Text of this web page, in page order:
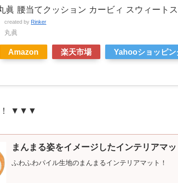
眞 腰当てクッション カービィ スウィート
created by Rinker
丸眞
Amazon 楽天市場 Yahooショッピン
！ ▼▼▼
まんまる姿をイメージしたインテリアマッ
ふわふわパイル生地のまんまるインテリアマット！